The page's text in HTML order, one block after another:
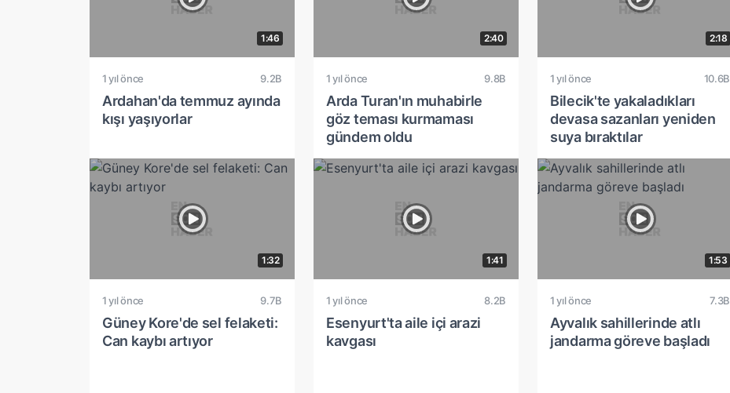
1:46
1 yıl önce 9.2B
Ardahan'da temmuz ayında
kışı yaşıyorlar
2:40
1 yıl önce 9.8B
Arda Turan'ın muhabirle
göz teması kurmaması
gündem oldu
2:18
1 yıl önce 10.6B
Bilecik'te yakaladıkları
devasa sazanları yeniden
suya bıraktılar
1:32
1 yıl önce 9.7B
Güney Kore'de sel felaketi:
Can kaybı artıyor
1:41
1 yıl önce 8.2B
Esenyurt'ta aile içi arazi
kavgası
1:53
1 yıl önce 7.3B
Ayvalık sahillerinde atlı
jandarma göreve başladı